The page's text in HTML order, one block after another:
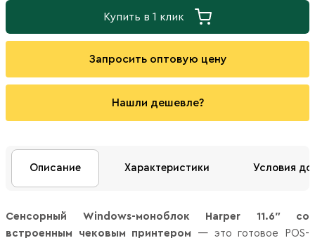
Купить в 1 клик
Запросить оптовую цену
Нашли дешевле?
Описание Характеристики Условия
Сенсорный Windows-моноблок Harper 11.6″ со
встроенным чековым принтером — это готовое POS-